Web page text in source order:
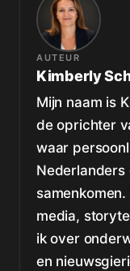
AUTEUR
Kimberly
Mijn naam is
de oprichter
waar
Nederlanders
media,
ik over
en